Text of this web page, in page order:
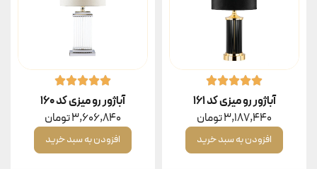
آباژور رو میزی کد ۱۶۱
3,187,440تومان
افزودن به سبد خرید
آباژور رو میزی کد ۱۶۰
3,606,840تومان
افزودن به سبد خرید